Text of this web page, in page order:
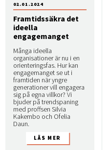
Framtidssäkra det
ideella
engagemanget
Många ideella
organisationer är nu i en
orienteringsfas. Hur kan
engagemanget se ut i
framtiden när yngre
generationer vill engagera
sig på egna villkor? Vi
bjuder på trendspaning
med proffsen Silvia
Kakembo och Ofelia
Daun.
02.01.2024